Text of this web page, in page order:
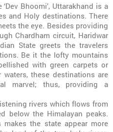
Bhoomi’, Uttarakhand is a
and Holy destinations. There
the eye. Besides providing
Chardham circuit, Haridwar
State greets the travelers
Be it the lofty mountains
with green carpets or
these destinations are
marvel; thus, providing a
rivers which flows from
below the Himalayan peaks.
the state appear more